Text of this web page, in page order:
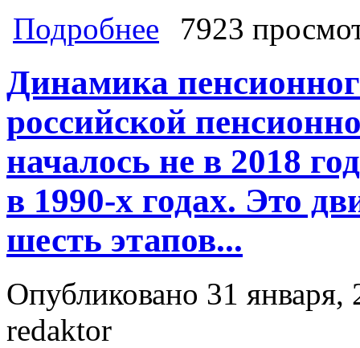
Подробнее о Сергей Удальцов: Власть пошла
настроений и начали кампанию по
7923
Динамика
российской
началось не в 2018
в 1990-х годах. Это
шесть этапов...
Опубликовано 31 января,
redaktor